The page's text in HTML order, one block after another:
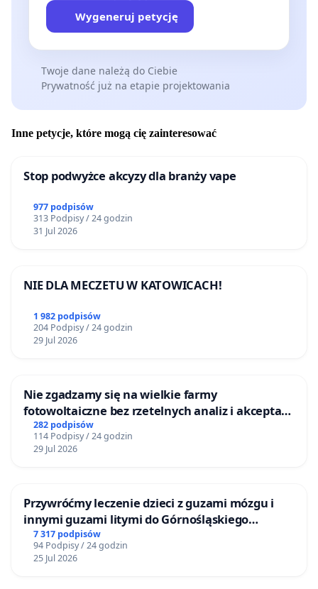
Wygeneruj petycję
Twoje dane należą do Ciebie
Prywatność już na etapie projektowania
Inne petycje, które mogą cię zainteresować
Stop podwyżce akcyzy dla branży vape
977 podpisów
313 Podpisy / 24 godzin
31 Jul 2026
NIE DLA MECZETU W KATOWICACH!
1 982 podpisów
204 Podpisy / 24 godzin
29 Jul 2026
Nie zgadzamy się na wielkie farmy
fotowoltaiczne bez rzetelnych analiz i akceptacji
mieszkańców
282 podpisów
114 Podpisy / 24 godzin
29 Jul 2026
Przywróćmy leczenie dzieci z guzami mózgu i
innymi guzami litymi do Górnośląskiego
Centrum Zdrowia Dziecka w Katowicach
7 317 podpisów
94 Podpisy / 24 godzin
25 Jul 2026